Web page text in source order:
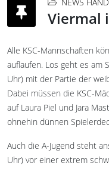
Viermal
Alle KSC-Mannschaften
auflaufen. Los geht es am
Uhr) mit der Partie der
Dabei müssen die KSC-
auf Laura Piel und Jara
ohnehin dünnen
Auch die A-Jugend steht
Uhr) vor einer extrem